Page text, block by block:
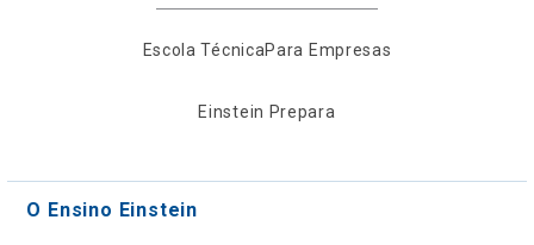
Escola TécnicaPara Empresas
Einstein Prepara
O Ensino Einstein